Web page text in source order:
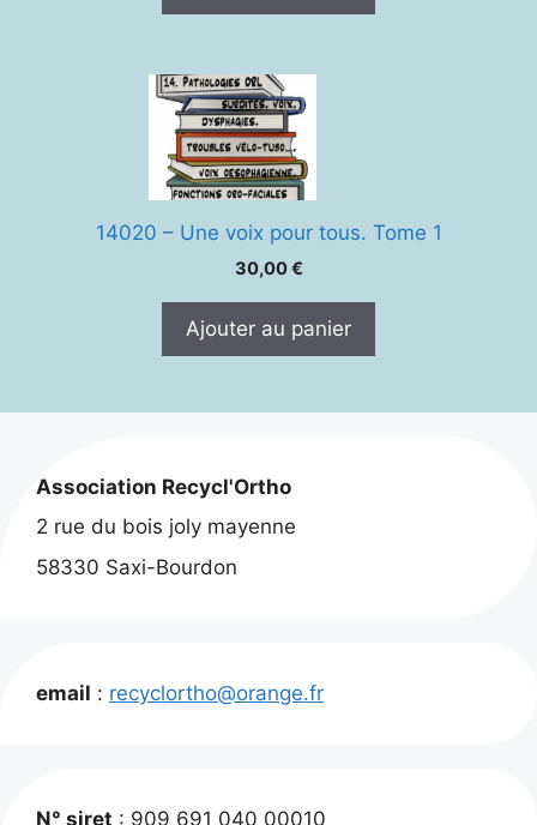
14020 – Une voix pour tous. Tome 1
30,00€
Ajouter au panier
Association Recycl'Ortho
2 rue du bois joly mayenne
58330 Saxi-Bourdon
email : recyclortho@orange.fr
N° siret : 909 691 040 00010